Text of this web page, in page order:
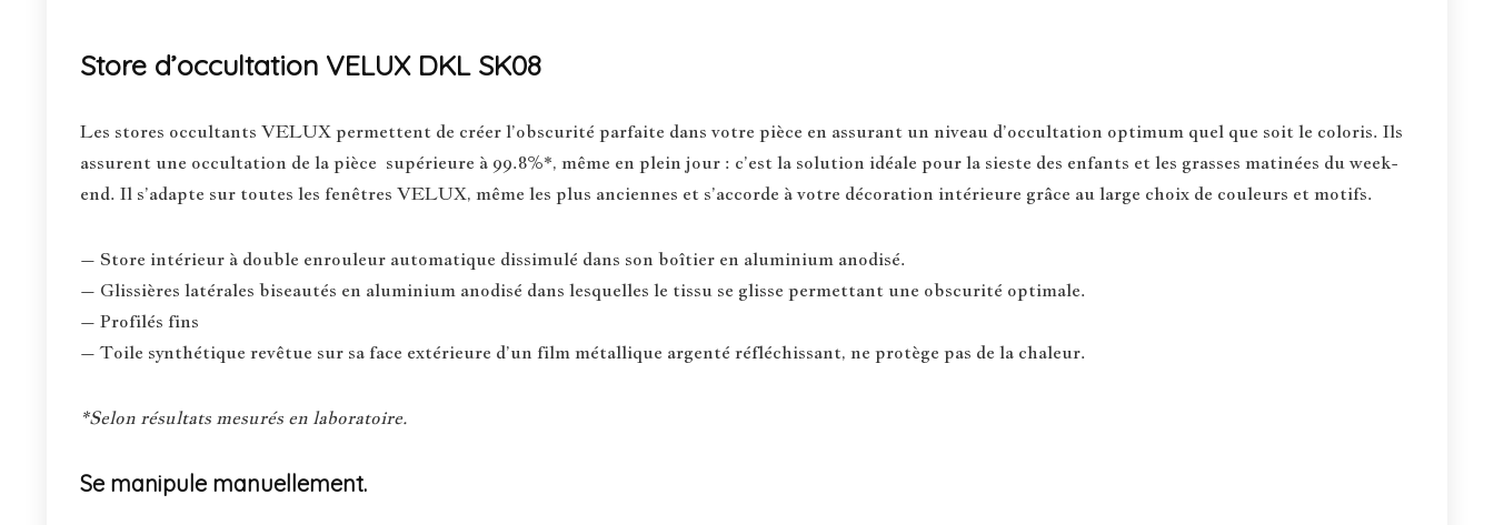
Store d’occultation VELUX DKL SK08
Les stores occultants VELUX permettent de créer l’obscurité parfaite dans votre pièce en assurant un niveau d’occultation optimum quel que soit le coloris. Ils
assurent une occultation de la pièce supérieure à 99.8%*, même en plein jour : c’est la solution idéale pour la sieste des enfants et les grasses matinées du week-
end. Il s’adapte sur toutes les fenêtres VELUX, même les plus anciennes et s’accorde à votre décoration intérieure grâce au large choix de couleurs et motifs.
– Store intérieur à double enrouleur automatique dissimulé dans son boîtier en aluminium anodisé.
– Glissières latérales biseautés en aluminium anodisé dans lesquelles le tissu se glisse permettant une obscurité optimale.
– Profilés fins
– Toile synthétique revêtue sur sa face extérieure d’un film métallique argenté réfléchissant, ne protège pas de la chaleur.
*Selon résultats mesurés en laboratoire.
Se manipule manuellement.